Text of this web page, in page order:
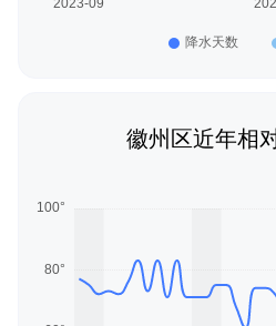
徽州区近年相